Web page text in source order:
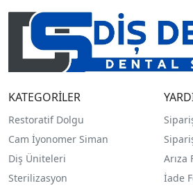
KATEGORİLER
Restoratif Dolgu
Cam İyonomer Siman
Diş Üniteleri
Sterilizasyon
Arıza
İade